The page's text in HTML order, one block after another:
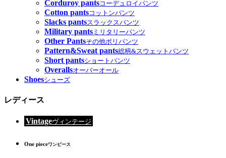
Corduroy pantsコーデュロイパンツ
Cotton pantsコットンパンツ
Slacks pantsスラックスパンツ
Military pants ミリタリーパンツ
Other Pantsその他ポリパンツ
Pattern&Sweat pants総柄&スウェットパンツ
Short pantsショートパンツ
Overallsオーバーオール
Shoesシューズ
レディース
Vintageヴィンテージ
One pieceワンピース